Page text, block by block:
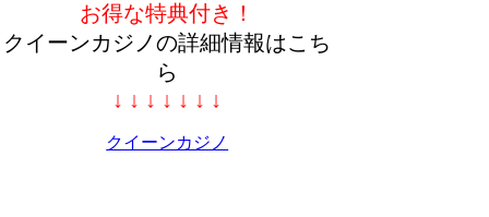
お得な特典付き！
クイーンカジノの詳細情報はこち
ら
↓ ↓ ↓ ↓ ↓ ↓ ↓
クイーンカジノ